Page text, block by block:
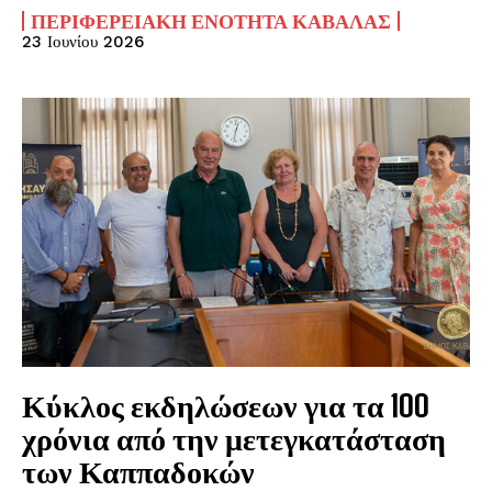
ΠΕΡΙΦΕΡΕΙΑΚΉ ΕΝΌΤΗΤΑ ΚΑΒΆΛΑΣ
23 Ιουνίου 2026
Κύκλος εκδηλώσεων για τα 100
χρόνια από την μετεγκατάσταση
των Καππαδοκών